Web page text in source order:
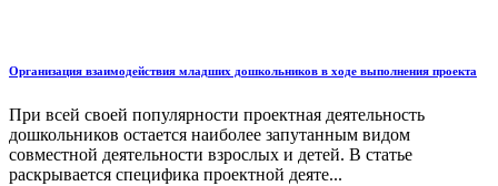
Организация взаимодействия младших дошкольников в ходе выполнения проекта
При всей своей популярности проектная деятельность
дошкольников остается наиболее запутанным видом
совместной деятельности взрослых и детей. В статье
раскрывается специфика проектной деяте...